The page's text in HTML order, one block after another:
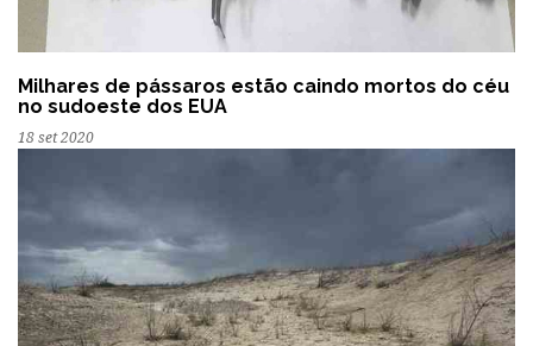
Milhares de pássaros estão caindo mortos do céu
no sudoeste dos EUA
18 set 2020